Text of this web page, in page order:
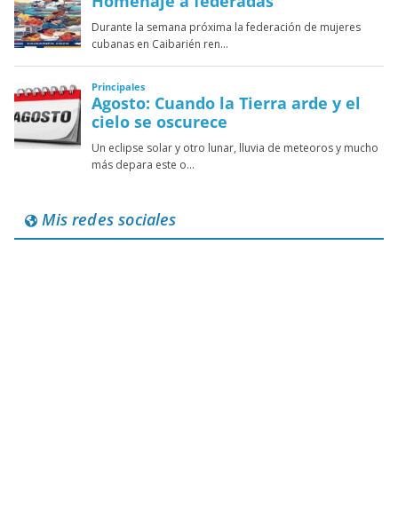
Mis redes sociales